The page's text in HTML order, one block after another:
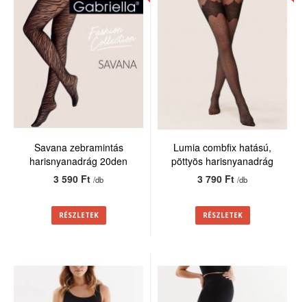
Savana zebramintás
harisnyanadrág 20den
3 590 Ft/db
RÉSZLETEK
Lumia combfix hatású,
pöttyös harisnyanadrág
20den
3 790 Ft/db
RÉSZLETEK